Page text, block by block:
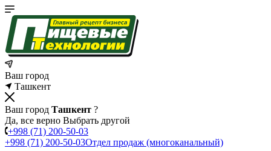
Ваш город
Ташкент
Ваш город Ташкент ?
Да, все верно Выбрать другой
+998 (71) 200-50-03
+998 (71) 200-50-03Отдел продаж (многоканальный)